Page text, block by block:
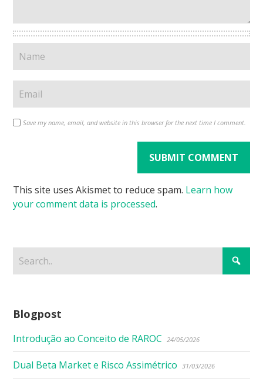
Save my name, email, and website in this browser for the next time I comment.
This site uses Akismet to reduce spam. Learn how
your comment data is processed.
Blogpost
Introdução ao Conceito de RAROC 24/05/2026
Dual Beta Market e Risco Assimétrico 31/03/2026